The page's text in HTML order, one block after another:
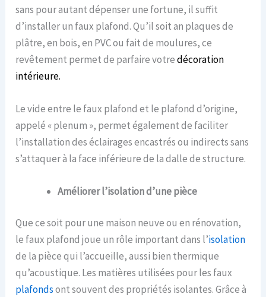
sans pour autant dépenser une fortune, il suffit
d’installer un faux plafond. Qu’il soit an plaques de
plâtre, en bois, en PVC ou fait de moulures, ce
revêtement permet de parfaire votredécoration
intérieure.
Le vide entre le faux plafond et le plafond d’origine,
appelé « plenum », permet également de faciliter
l’installation des éclairages encastrés ou indirects sans
s’attaquer à la face inférieure de la dalle de structure.
Améliorer l’isolation d’une pièce
Que ce soit pour une maison neuve ou en rénovation,
le faux plafond joue un rôle important dans l’isolation
de la pièce qui l’accueille, aussi bien thermique
qu’acoustique. Les matières utilisées pour les faux
plafondsont souvent des propriétés isolantes. Grâce à